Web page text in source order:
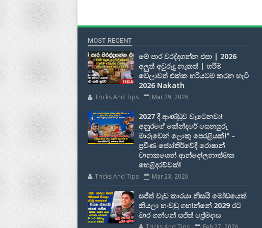
MOST RECENT
මේ පාර වරද්දගන්න එපා | 2026
අලුත් අවුරුදු නැකත් | හරිම
වෙලාවත් එක්ක හරියටම කරන හැටි
2026 Nakath
Tricks And Tips Mar 29, 2026
2027 දී ආණ්ඩුව වැටෙනවා!
අනුරගේ කේන්දරේ සෙනසුරු
මාරුවෙන් ලොකු පෙරළියක්!" -
ප්‍රවීණ ජ්‍යෝතිර්වේදී රොෂාන්
චානකගෙන් ආන්දෝලනාත්මක
හෙළිදරව්වක්!
Tricks And Tips Mar 23, 2026
සජිත් වැඩ කාරයා නිසයි මෝඩයෙක්
කියලා හංවඩු ගහ!න්නේ 2029 රට
බාර ගන්නේ සජිත් ප්‍රේමදාස